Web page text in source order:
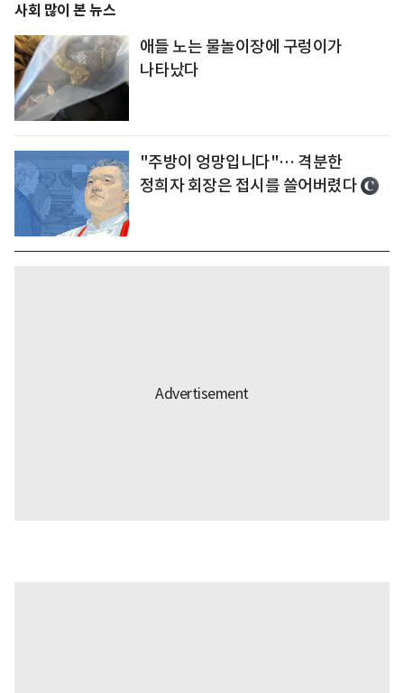
사회 많이 본 뉴스
애들 노는 물놀이장에 구렁이가
나타났다
"주방이 엉망입니다"… 격분한
정희자 회장은 접시를 쓸어버렸다